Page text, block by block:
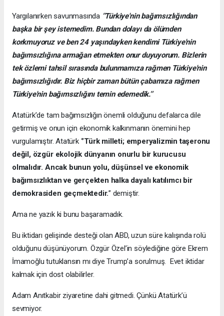
Yargılanırken savunmasında ’’Türkiye'nin bağımsızlığından
başka bir şey istemedim. Bundan dolayı da ölümden
korkmuyoruz ve ben 24 yaşındayken kendimi Türkiye'nin
bağımsızlığına armağan etmekten onur duyuyorum. Bizlerin
tek özlemi tahsil sırasında bulunmamıza rağmen Türkiye'nin
bağımsızlığıdır. Biz hiçbir zaman bütün çabamıza rağmen
Türkiye'nin bağımsızlığını temin edemedik.’’
Atatürk’de tam bağımsızlığın önemli olduğunu defalarca dile
getirmiş ve onun için ekonomik kalkınmanın önemini hep
vurgulamıştır. Atatürk ‘’Türk milleti; emperyalizmin taşeronu
değil, özgür ekolojik dünyanın onurlu bir kurucusu
olmalıdır. Ancak bunun yolu, düşünsel ve ekonomik
bağımsızlıktan ve gerçekten halka dayalı katılımcı bir
demokrasiden geçmektedir.’’ demiştir.
Ama ne yazık ki bunu başaramadık.
Bu iktidarı gelişinde desteği olan ABD, uzun süre kalışında rolü
olduğunu düşünüyorum. Özgür Özel’in söylediğine göre Ekrem
İmamoğlu tutuklansın mı diye Trump’a sorulmuş. Evet iktidar
kalmak için dost olabilirler.
Adam Anıtkabir ziyaretine dahi gitmedi. Çünkü Atatürk’ü
sevmiyor.